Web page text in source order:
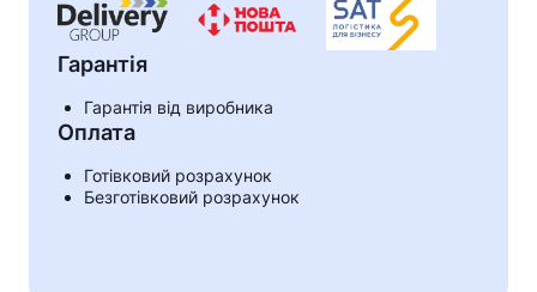
Кошик
Гарантія
Гарантія від виробника
Оплата
Готівковий розрахунок
Безготівковий розрахунок